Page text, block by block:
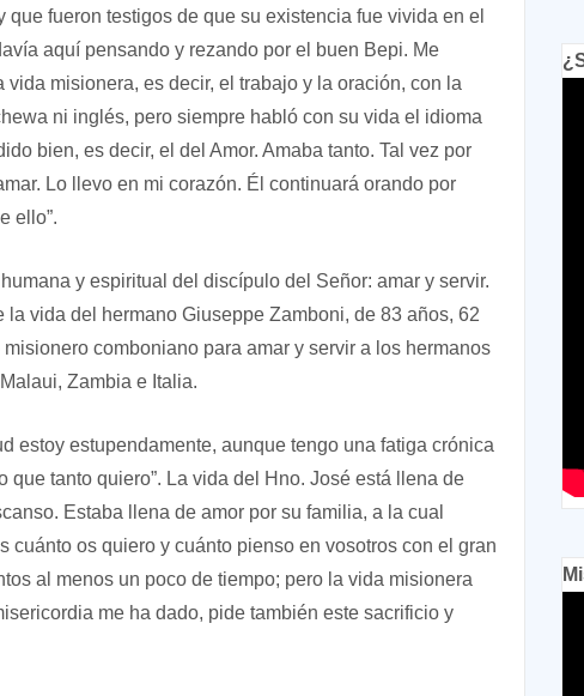
fueron testigos de que su existencia fue vivida en el
aquí pensando y rezando por el buen Bepi. Me
misionera, es decir, el trabajo y la oración, con la
ni inglés, pero siempre habló con su vida el idioma
bien, es decir, el del Amor. Amaba tanto. Tal vez por
Lo llevo en mi corazón. Él continuará orando por
ello”.
y espiritual del discípulo del Señor: amar y servir.
vida del hermano Giuseppe Zamboni, de 83 años, 62
comboniano para amar y servir a los hermanos
Zambia e Italia.
estoy estupendamente, aunque tengo una fatiga crónica
que tanto quiero”. La vida del Hno. José está llena de
Estaba llena de amor por su familia, a la cual
cuánto os quiero y cuánto pienso en vosotros con el gran
al menos un poco de tiempo; pero la vida misionera
me ha dado, pide también este sacrificio y